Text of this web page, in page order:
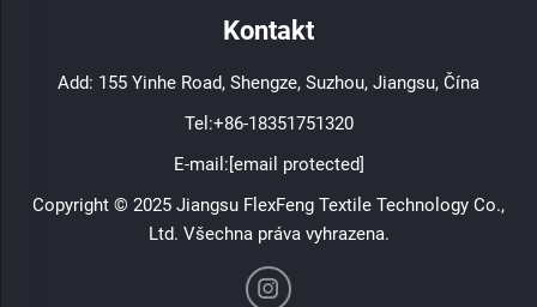
Kontakt
Add: 155 Yinhe Road, Shengze, Suzhou, Jiangsu, Čína
Tel:+86-18351751320
E-mail:[email protected]
Copyright © 2025 Jiangsu FlexFeng Textile Technology Co.,
Ltd. Všechna práva vyhrazena.